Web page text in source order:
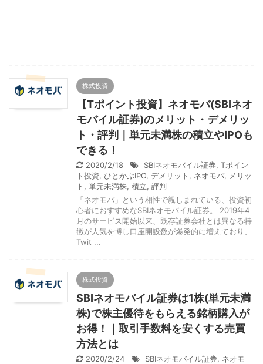
株式投資
【Tポイント投資】ネオモバ(SBIネオ
モバイル証券)のメリット・デメリッ
ト・評判｜単元未満株の積立やIPOも
できる！
2020/2/18 SBIネオモバイル証券, Tポイン
ト投資, ひとかぶIPO, デメリット , ネオモバ, メリッ
ト , 単元未満株, 積立, 評判
「ネオモバ」という相性で親しまれている、投資初
心者におすすめなSBIネオモバイル証券。 2019年4
月のサービス開始以来、既存証券会社とは異なる特
徴が人気を博し口座開設数が爆発的に増えており、
Twit ...
株式投資
SBIネオモバイル証券は1株(単元未満
株)で株主優待をもらえる銘柄購入が
お得！｜取引手数料を安くする売買
方法とは
2020/2/24 SBIネオモバイル証券, ネオモ